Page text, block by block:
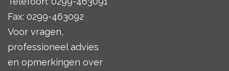
Fax: 0299-463092
Voor vragen,
professioneel advies
en opmerkingen over